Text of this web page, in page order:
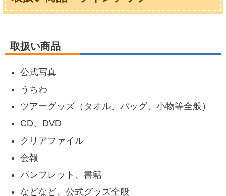
取扱い商品
公式写真
うちわ
ツアーグッズ（タオル、バッグ、小物等全般）
CD、DVD
クリアファイル
会報
パンフレット、書籍
などなど、公式グッズ全般